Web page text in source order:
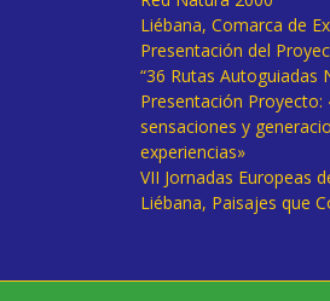
Liébana, Comarca de
Presentación del
“36 Rutas Autoguiadas
Presentación Proyecto:
sensaciones y
experiencias»
VII Jornadas Europeas
Liébana, Paisajes que